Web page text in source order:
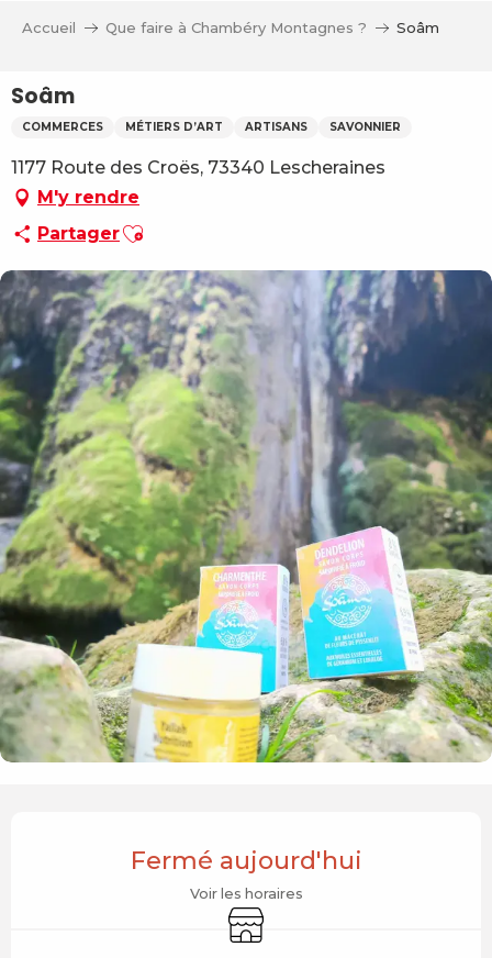
principal
Accueil Que faire à Chambéry Montagnes ? Soâm
Soâm
COMMERCES MÉTIERS D’ART ARTISANS SAVONNIER
1177 Route des Croës, 73340 Lescheraines
M'y rendre
PartagerAjouter aux favoris
Fermé aujourd'hui
Voir les horaires
Boutique